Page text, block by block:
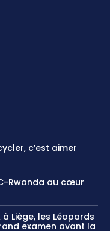
c’est aimer
Rwanda au cœur
Liège, les Léopards
examen avant la